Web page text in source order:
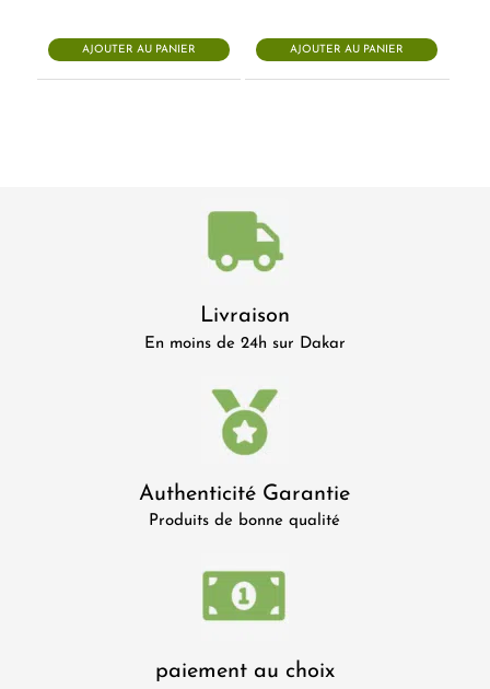
AJOUTER AU PANIER AJOUTER AU PANIER
Livraison
En moins de 24h sur Dakar
Authenticité Garantie
Produits de bonne qualité
paiement au choix